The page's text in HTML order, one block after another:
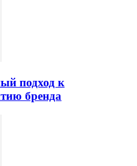
подход к
бренда